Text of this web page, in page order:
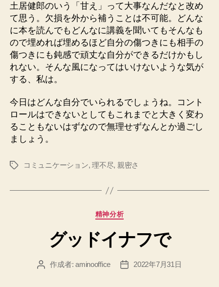
土居健郎のいう「甘え」って大事なんだなと改め
て思う。欠損を外から補うことは不可能。どんな
に本を読んでもどんなに講義を聞いてもそんなも
ので埋めれば埋めるほど自分の傷つきにも相手の
傷つきにも鈍感で頑丈な自分ができるだけかもし
れない。そんな風になってはいけないような気が
する、私は。
今日はどんな自分でいられるでしょうね。コント
ロールはできないとしてもこれまでと大きく変わ
ることもないはずなので無理せずなんとか過ごし
ましょう。
タ
コミュニケーション,理不尽, 親密さ
カ
ゴ
リ
精神分析
グッドイナフで
投
作成者:aminooffice
投
2022年7月31日